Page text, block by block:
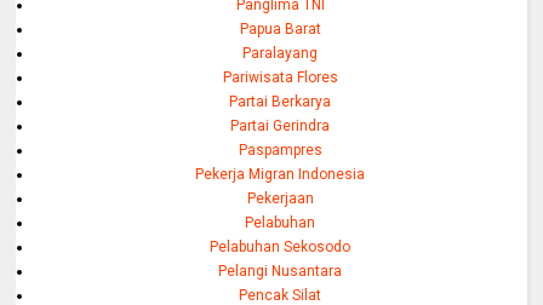
Panglima TNI
Papua Barat
Paralayang
Pariwisata Flores
Partai Berkarya
Partai Gerindra
Paspampres
Pekerja Migran Indonesia
Pekerjaan
Pelabuhan
Pelabuhan Sekosodo
Pelangi Nusantara
Pencak Silat